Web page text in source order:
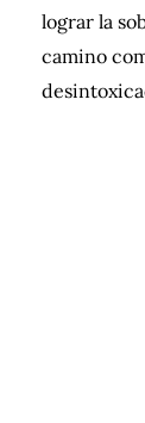
lograr la
camino